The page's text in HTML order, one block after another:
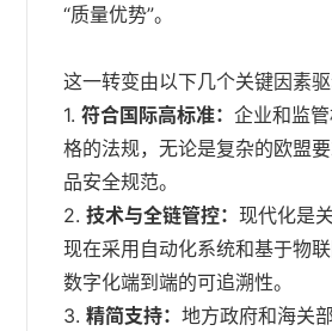
“质量优势”。
这一转变由以下几个关键因素驱
1.符合国际高标准：企业和监
格的法规，无论是复杂的欧盟
品安全规范。
2.技术与全链管控：现代化是
现在采用自动化系统和基于物
数字化端到端的可追溯性。
3.精简支持：地方政府和海关